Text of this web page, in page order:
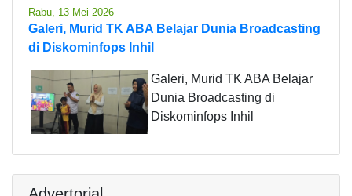
Rabu, 13 Mei 2026
Galeri, Murid TK ABA Belajar Dunia Broadcasting
di Diskominfops Inhil
Galeri, Murid TK ABA Belajar
Dunia Broadcasting di
Diskominfops Inhil